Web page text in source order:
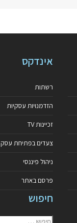
אינדקס
רשתות
הזדמנויות עסקיות
זכיינות TV
צעדים בפתיחת עסק
ניהול פיננסי
פרסם באתר
חיפוש